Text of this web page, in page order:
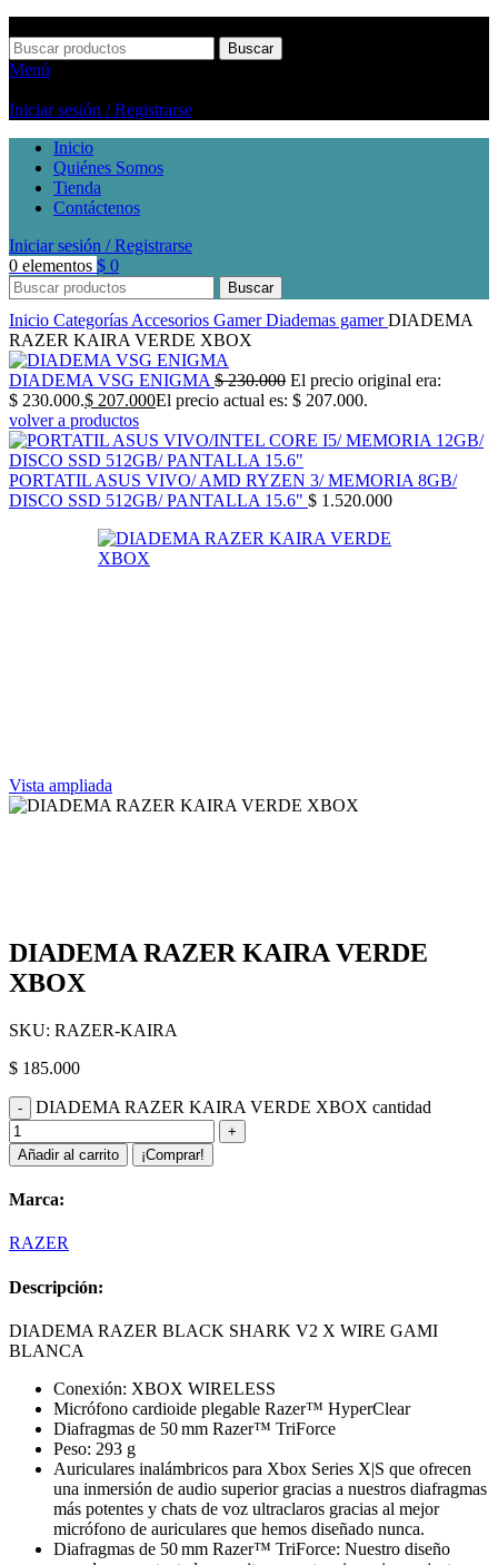
Buscar
Menú
Iniciar sesión / Registrarse
Inicio
Quiénes Somos
Tienda
Contáctenos
Iniciar sesión / Registrarse
0 elementos $ 0
Buscar
Inicio Categorías Accesorios GamerDiademas gamerDIADEMA
RAZER KAIRA VERDE XBOX
DIADEMA VSG ENIGMA $230.000 El precio original era:
$ 230.000.$ 207.000El precio actual es: $ 207.000.
volver a productos
PORTATIL ASUS VIVO/ AMD RYZEN 3/ MEMORIA 8GB/
DISCO SSD 512GB/ PANTALLA 15.6" $ 1.520.000
Vista ampliada
DIADEMA RAZER KAIRA VERDE
XBOX
SKU: RAZER-KAIRA
$ 185.000
DIADEMA RAZER KAIRA VERDE XBOX cantidad
Añadir al carrito ¡Comprar!
Marca:
RAZER
Descripción:
DIADEMA RAZER BLACK SHARK V2 X WIRE GAMI
BLANCA
Conexión: XBOX WIRELESS
Micrófono cardioide plegable Razer™ HyperClear
Diafragmas de 50 mm Razer™ TriForce
Peso: 293 g
Auriculares inalámbricos para Xbox Series X|S que ofrecen
una inmersión de audio superior gracias a nuestros diafragmas
más potentes y chats de voz ultraclaros gracias al mejor
micrófono de auriculares que hemos diseñado nunca.
Diafragmas de 50 mm Razer™ TriForce: Nuestro diseño